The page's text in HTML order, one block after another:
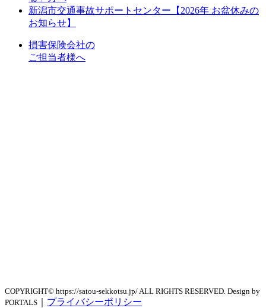
新潟市交通事故サポートセンター【2026年 お盆休みの
お知らせ】
損害保険会社の
ご担当者様へ
COPYRIGHT© https://satou-sekkotsu.jp/ ALL RIGHTS RESERVED. Design by
PORTALS
プライバシーポリシー